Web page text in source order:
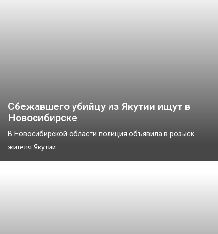
Сбежавшего убийцу из Якутии ищут в
Новосибирске
В Новосибирской области полиция объявила в розыск
жителя Якутии....